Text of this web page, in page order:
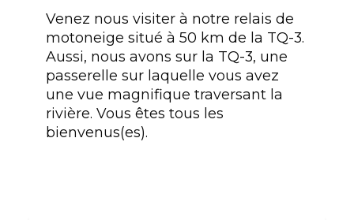
Venez nous visiter à notre relais de
motoneige situé à 50 km de la TQ-3.
Aussi, nous avons sur la TQ-3, une
passerelle sur laquelle vous avez
une vue magnifique traversant la
rivière. Vous êtes tous les
bienvenus(es).